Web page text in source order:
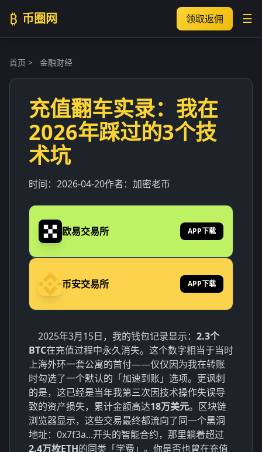
₿ 币圈网 领取返佣 ☰
首页 > 金融财经
充值翻车实录：我在
2026年踩过的3个技
术坑
时间： 2026-04-20作者： 加密老币
欧易交易所 APP下载
币安交易所 APP下载
2025年3月15日，我的钱包记录显示： 2.3个
BTC在充值过程中永久消失。这个数字相当于当时
上海外环一套公寓的首付——仅仅因为我在转账
时勾选了一个默认的「加速到账」选项。更讽刺
的是，这已经是当年我第三次因技术操作失误导
致的资产损失，累计金额高达18万美元。区块链
浏览器显示，这些交易最终都流向了同一个黑洞
地址：0x7f3a...开头的智能合约，那里躺着超过
2.4万枚ETH的同类「学费」。你是否也曾在充值